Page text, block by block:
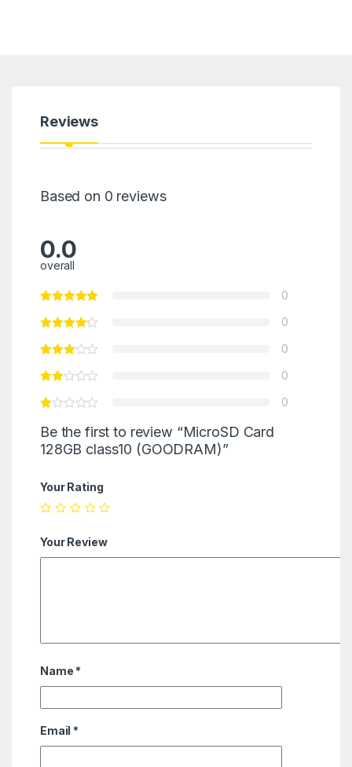
Reviews
Based on 0 reviews
0.0
overall
0
0
0
0
0
Be the first to review “MicroSD Card
128GB class10 (GOODRAM)”
Your Rating
Your Review
Name *
Email *